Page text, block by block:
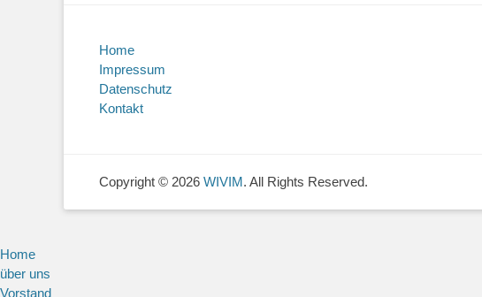
Home
Impressum
Datenschutz
Kontakt
Copyright © 2026 WIVIM. All Rights Reserved.
Home
über uns
Vorstand